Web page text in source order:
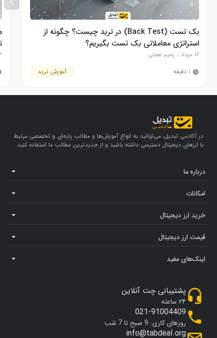
بک تست (Back Test) در ترید چیست؟ چگونه از
استراتژی معاملاتی بک تست بگیریم؟
۱۶ مرداد ، رحیم نعمتی
۱ دقیقه
آموزش ترید
در آکادمی تبدیل، می‌توانید به انواع آموزش‌ها و مطالب پایه‌ای و تخصصی مرتبط
با ارزهای دیجیتال دسترسی داشته باشید و از جدیدترین مطالب ما استفاده کنید.
درباره ما
امکانات
خرید ارز دیجیتال
قیمت ارز دیجیتال
لینک‌های مفید
پشتیبانی چت آنلاین
۲۴ ساعته
021-91004409
روزهای کاری: 9 صبح تا 7 شب
info@tabdeal.org